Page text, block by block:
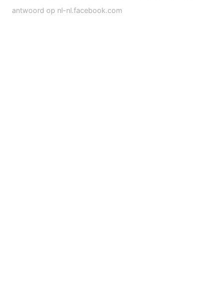
antwoord op nl-nl.facebook.com